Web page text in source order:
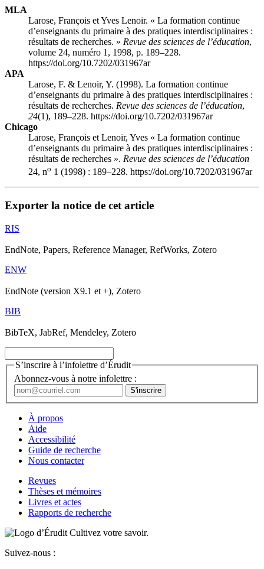
MLA
Larose, François et Yves Lenoir. « La formation continue
d’enseignants du primaire à des pratiques interdisciplinaires :
résultats de recherches. » Revue des sciences de l’éducation,
volume 24, numéro 1, 1998, p. 189–228.
https://doi.org/10.7202/031967ar
APA
Larose, F. & Lenoir, Y. (1998). La formation continue
d’enseignants du primaire à des pratiques interdisciplinaires :
résultats de recherches. Revue des sciences de l’éducation,
24(1), 189–228. https://doi.org/10.7202/031967ar
Chicago
Larose, François et Lenoir, Yves « La formation continue
d’enseignants du primaire à des pratiques interdisciplinaires :
résultats de recherches ». Revue des sciences de l’éducation
24, no 1 (1998) : 189–228. https://doi.org/10.7202/031967ar
Exporter la notice de cet article
RIS
EndNote, Papers, Reference Manager, RefWorks, Zotero
ENW
EndNote (version X9.1 et +), Zotero
BIB
BibTeX, JabRef, Mendeley, Zotero
S’inscrire à l’infolettre d’Érudit
Abonnez-vous à notre infolettre :
À propos
Aide
Accessibilité
Guide de recherche
Nous contacter
Revues
Thèses et mémoires
Livres et actes
Rapports de recherche
Cultivez votre savoir.
Suivez-nous :